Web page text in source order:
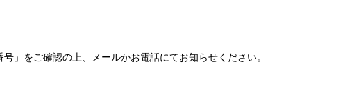
」をご確認の上、メールかお電話にてお知らせください。